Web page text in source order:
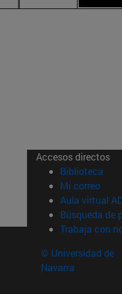
Accesos directos
Biblioteca
Mi correo
Aula virtual
Búsqueda de
Trabaja con
© Universidad de
Navarra